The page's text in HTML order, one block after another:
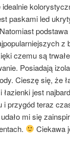
paskami led
z
czemu są
Posiadają
Cieszę się, że
jest
przygód teraz
mi się
Ciekawa